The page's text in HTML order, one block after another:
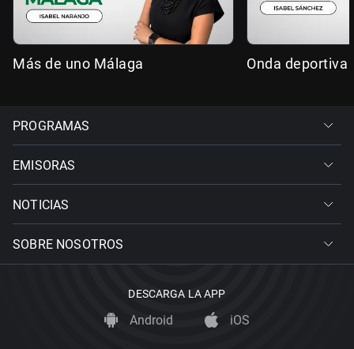
Más de uno Málaga Onda deportiva
PROGRAMAS
EMISORAS
NOTICIAS
SOBRE NOSOTROS
DESCARGA LA APP
Android iOS